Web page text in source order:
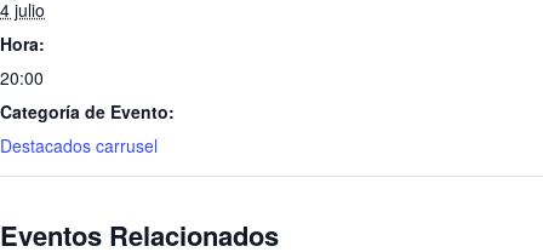
4 julio
Hora:
20:00
Categoría de Evento:
Destacados carrusel
Eventos Relacionados